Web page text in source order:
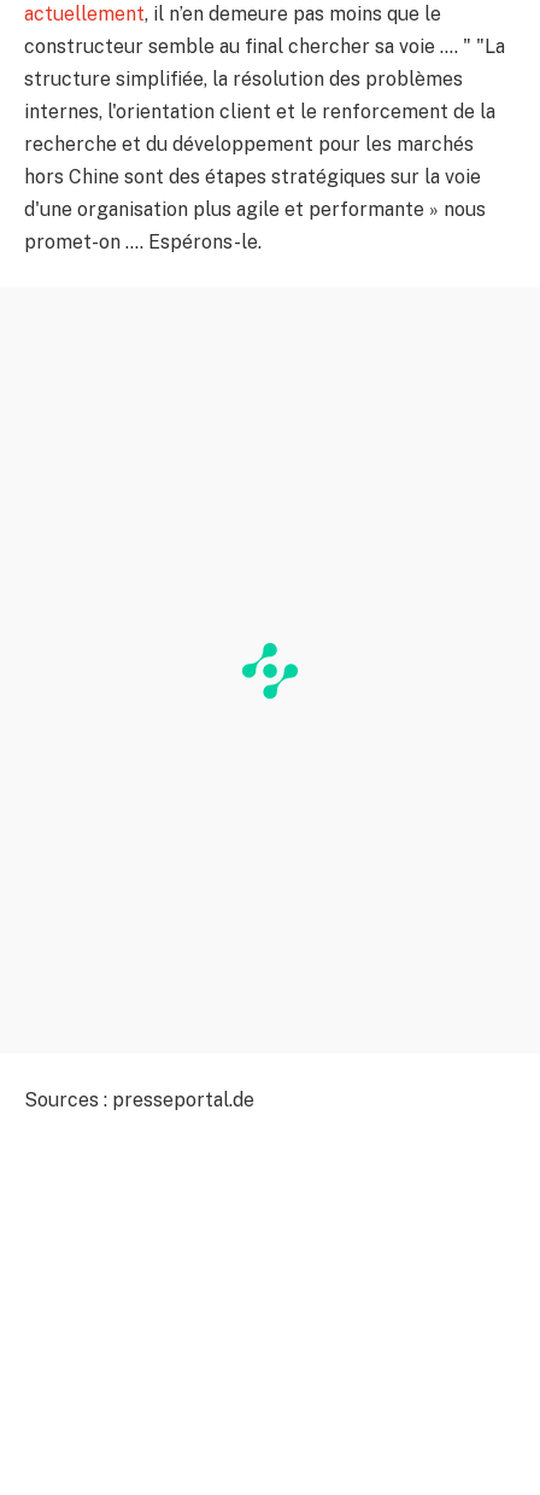
actuellement, il n’en demeure pas moins que le
constructeur semble au final chercher sa voie …. " "La
structure simplifiée, la résolution des problèmes
internes, l'orientation client et le renforcement de la
recherche et du développement pour les marchés
hors Chine sont des étapes stratégiques sur la voie
d'une organisation plus agile et performante » nous
promet-on …. Espérons-le.
Sources : presseportal.de